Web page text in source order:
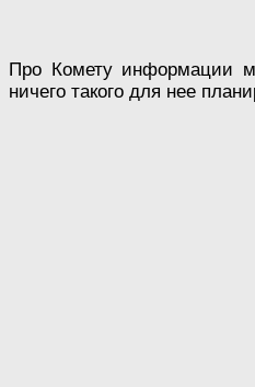
Про Комету информации
ничего такого для нее